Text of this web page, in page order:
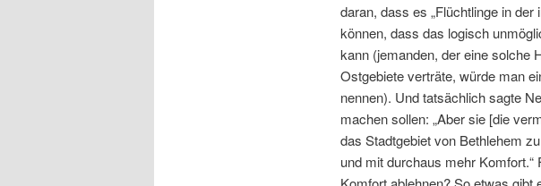
daran, dass es „Flüchtlinge in
können, dass das logisch
kann (jemanden, der eine solche
Ostgebiete verträte, würde man
nennen). Und tatsächlich sagte
machen sollen: „Aber sie [die
das Stadtgebiet von Bethlehem
und mit durchaus mehr